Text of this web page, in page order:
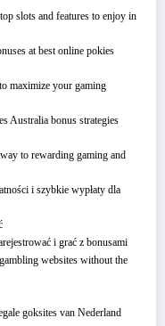
slots and features to enjoy in
at best online pokies
maximize your gaming
Australia bonus strategies
to rewarding gaming and
i szybkie wypłaty dla
i grać z bonusami
websites without the
goksites van Nederland